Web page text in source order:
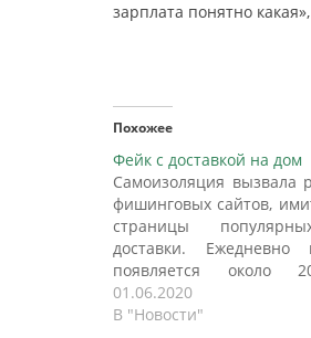
зарплата понятно
Похожее
Фейк с доставкой на дом
Самоизоляция вызвала
фишинговых сайтов,
страницы
доставки. Ежедневно
появляется около
фишинговых сайтов
служб доставки товаров,
01.06.2020
В "Новости"